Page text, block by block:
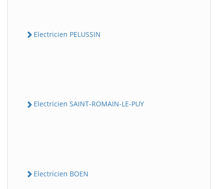
Electricien PELUSSIN
Electricien SAINT-ROMAIN-LE-PUY
Electricien BOEN